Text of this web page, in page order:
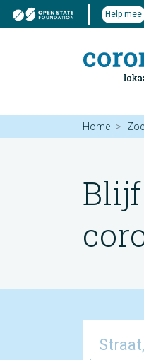
Help mee
Home